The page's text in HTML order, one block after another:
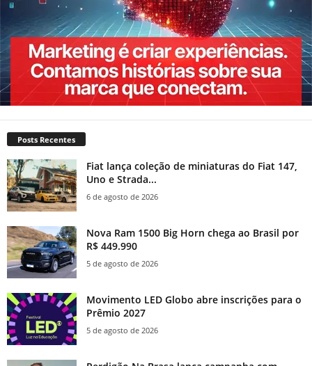
Posts Recentes
Fiat lança coleção de miniaturas do Fiat 147,
Uno e Strada...
6 de agosto de 2026
Nova Ram 1500 Big Horn chega ao Brasil por
R$ 449.990
5 de agosto de 2026
Movimento LED Globo abre inscrições para o
Prêmio 2027
5 de agosto de 2026